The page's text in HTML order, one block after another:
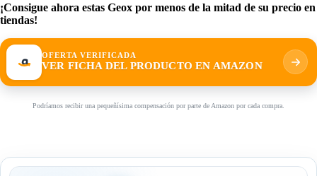
¡Consigue ahora estas Geox por menos de la mitad de su precio en
tiendas!
OFERTA VERIFICADA
VER FICHA DEL PRODUCTO EN AMAZON
Podríamos recibir una pequeñísima compensación por parte de Amazon por cada compra.